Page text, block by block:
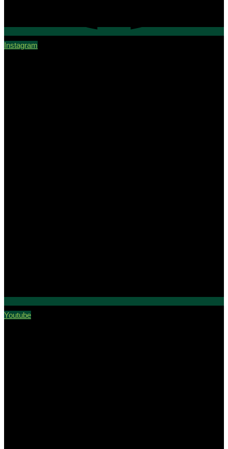
Instagram
Youtube